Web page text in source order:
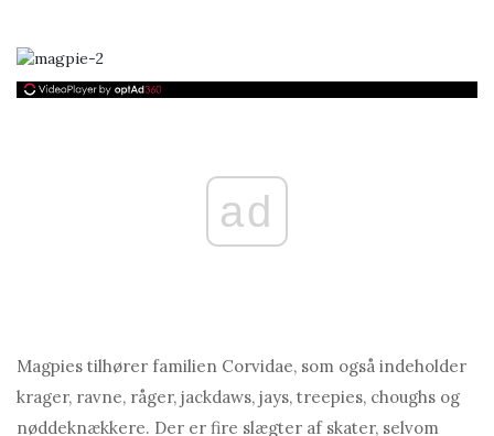
ad
Magpies tilhører familien Corvidae, som også indeholder
krager, ravne, råger, jackdaws, jays, treepies, choughs og
nøddeknækkere. Der er fire slægter af skater, selvom